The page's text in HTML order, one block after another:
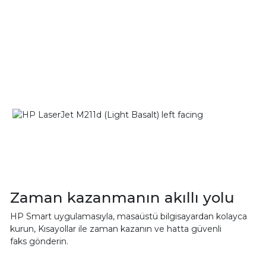
Zaman kazanmanın akıllı yolu
HP Smart uygulamasıyla, masaüstü bilgisayardan kolayca
kurun, Kısayollar ile zaman kazanın ve hatta güvenli
faks gönderin.